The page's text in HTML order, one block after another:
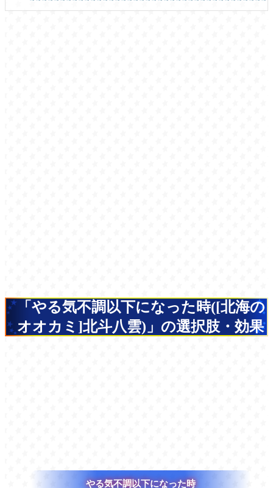
「やる気不調以下になった時([北海の
オオカミ]北斗八雲)」の選択肢・効果
やる気不調以下になった時